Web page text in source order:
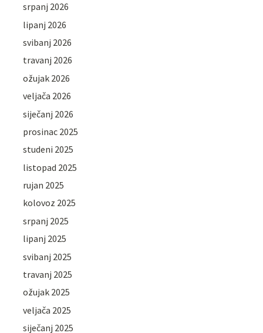
srpanj 2026
lipanj 2026
svibanj 2026
travanj 2026
ožujak 2026
veljača 2026
siječanj 2026
prosinac 2025
studeni 2025
listopad 2025
rujan 2025
kolovoz 2025
srpanj 2025
lipanj 2025
svibanj 2025
travanj 2025
ožujak 2025
veljača 2025
siječanj 2025